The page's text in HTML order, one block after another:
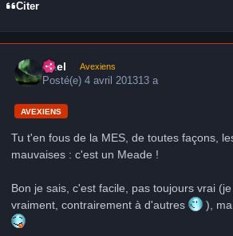
Citer
Axel Avexiens
Posté(e)4 avril 201313 a
AVEXIENS
Tu t'en fous de la MES, de toutes façons,
mauvaises : c'est un Meade !
Bon je sais, c'est facile, pas toujours vrai
vraiment, contrairement à d'autres
),